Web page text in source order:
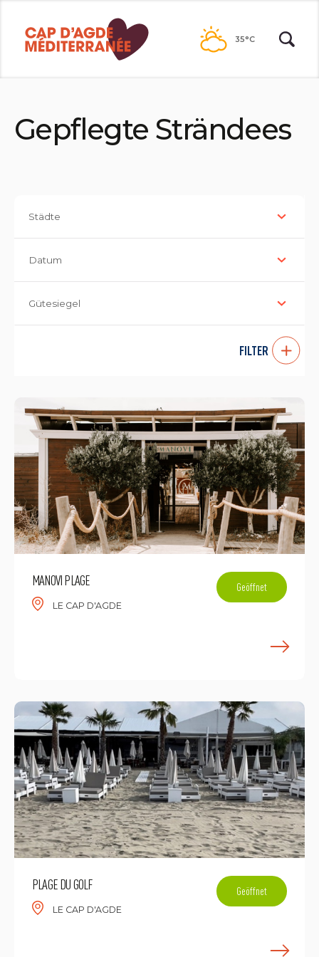
Inhalt
35°C
Gepflegte Strändees
Städte
Datum
Gütesiegel
FILTER
MANOVI PLAGE
LE CAP D'AGDE
Geöffnet
PLAGE DU GOLF
LE CAP D'AGDE
Geöffnet